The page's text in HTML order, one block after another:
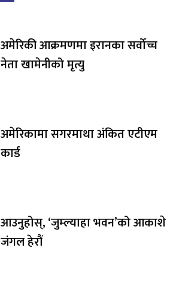
अमेरिकी आक्रमणमा इरानका सर्वोच्च
नेता खामेनीको मृत्यु
अमेरिकामा सगरमाथा अंकित एटीएम
कार्ड
आउनुहोस्, ‘जुम्ल्याहा भवन’को आकाशे
जंगल हेरौं